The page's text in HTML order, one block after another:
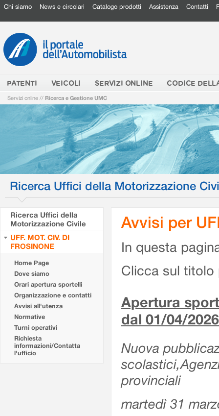
Chi siamo News e circolari Catalogo prodotti Assistenza Contatti
PATENTI VEICOLI SERVIZI ONLINE CODICE
Servizi online // Ricerca e Gestione UMC
Ricerca Uffici della Motorizzazione
Ricerca Uffici della
Motorizzazione Civile
UFF. MOT. CIV. DI
FROSINONE
Home Page
Dove siamo
Orari apertura sportelli
Organizzazione e contatti
Avvisi all'utenza
Normative
Turni operativi
Richiesta
informazioni/Contatta
l'ufficio
Avvisi per
In questa
Clicca sul titolo
Apertura
dal 01/04/2026
Nuova
provinciali
martedì 31